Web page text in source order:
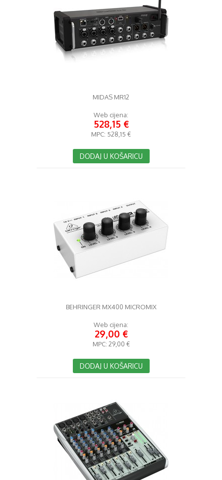
MIDAS MR12
Web cijena:
528,15 €
MPC: 528,15 €
DODAJ U KOŠARICU
BEHRINGER MX400 MICROMIX
Web cijena:
29,00 €
MPC: 29,00 €
DODAJ U KOŠARICU